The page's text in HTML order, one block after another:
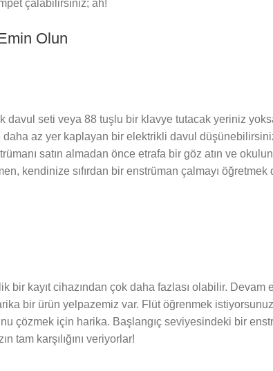
çalabilirsiniz; ah!
Olun
seti veya 88 tuşlu bir klavye tutacak yeriniz
az yer kaplayan bir elektrikli davul
satın almadan önce etrafa bir göz atın ve
kendinize sıfırdan bir enstrüman çalmayı öğretmek
bir kayıt cihazından çok daha fazlası olabilir.
bir ürün yelpazemiz var. Flüt öğrenmek
çözmek için harika. Başlangıç ​​seviyesindeki bir
tam karşılığını veriyorlar!